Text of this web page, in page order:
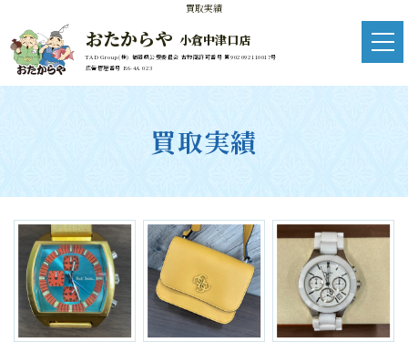
買取実績
おたからや 小倉中津口店
TAD Group(株) 福岡県公安委員会 古物商許可番号 第902092110017号
広告管理番号 R6-4A 023
買取実績